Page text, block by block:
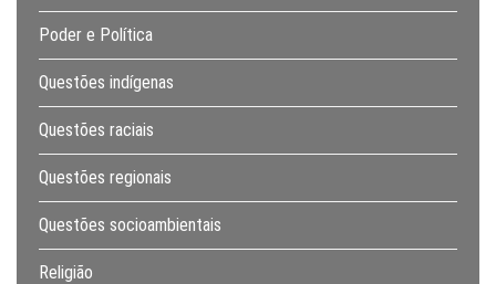
Poder e Política
Questões indígenas
Questões raciais
Questões regionais
Questões socioambientais
Religião